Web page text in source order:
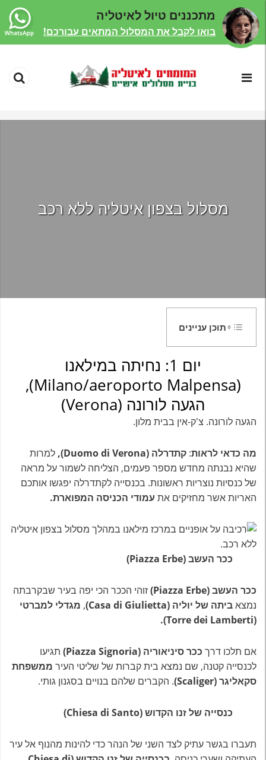
מסלול בצפון איטליה ללא רכב
תוכן עניינים
יום 1: נחיתה במילאנו
(Milano/aeroporto Malpensa),
הגעה לורונה (Verona)
הגעה לורונה. צ'ק-אין בבית מלון.
מה כדאי לראות: קתדרלה (Duomo di Verona),
למרות
שהיא נבנתה מחדש מספר פעמים, הצליחה לשמור על מראה
של כנסיות נוצריות ראשונות. בכנסייה לקתדרלה יפגשו אותכם
האריות אשר מחזיקים את עמודי הכניסה המפוארת.
ככר העשב (Piazza Erbe)
ככר העשב(Piazza Erbe)
זוהי הככר הכי יפה בעיר שבקרבתה
נמצאביתה של יוליה (Casa di Giulietta)
, מגדלי למברטי
(Torre dei Lamberti).
אם תלכו דרך ככר סיניאוריה (Piazza Signoria)
תגיעו
לכנסייה קטנה, שם נמצא בית קברות של שליטי העיר ממשפחת
סקאליגר (Scaliger)
. הקברים שלהם בנויים בסגנון גותי.
כנסייה של זנו הקדוש(Chiesa di Santo)
תעברו בגשר עתיק לצד השני של הנהר כדי להינות מהנוף אל עיר
מתכננים טיול לאיטליה
בואו לקבל את המסלול המתאים עבורכם!